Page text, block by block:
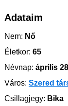
Adataim
Nem: Nő
Életkor: 65
Névnap: április
Város: Szered
Csillagjegy: Bika